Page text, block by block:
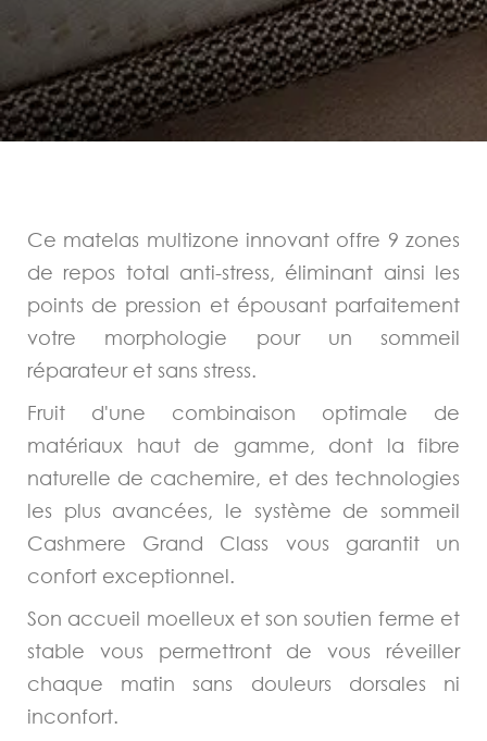
Ce matelas multizone innovant offre 9 zones
de repos total anti-stress, éliminant ainsi les
points de pression et épousant parfaitement
votre morphologie pour un sommeil
réparateur et sans stress.
Fruit d'une combinaison optimale de
matériaux haut de gamme, dont la fibre
naturelle de cachemire, et des technologies
les plus avancées, le système de sommeil
Cashmere Grand Class vous garantit un
confort exceptionnel.
Son accueil moelleux et son soutien ferme et
stable vous permettront de vous réveiller
chaque matin sans douleurs dorsales ni
inconfort.